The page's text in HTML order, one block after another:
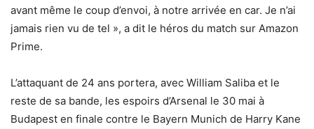
avant même le coup d’envoi, à notre arrivée en car. Je n’ai
jamais rien vu de tel », a dit le héros du match sur Amazon
Prime.
L’attaquant de 24 ans portera, avec William Saliba et le
reste de sa bande, les espoirs d’Arsenal le 30 mai à
Budapest en finale contre le Bayern Munich de Harry Kane